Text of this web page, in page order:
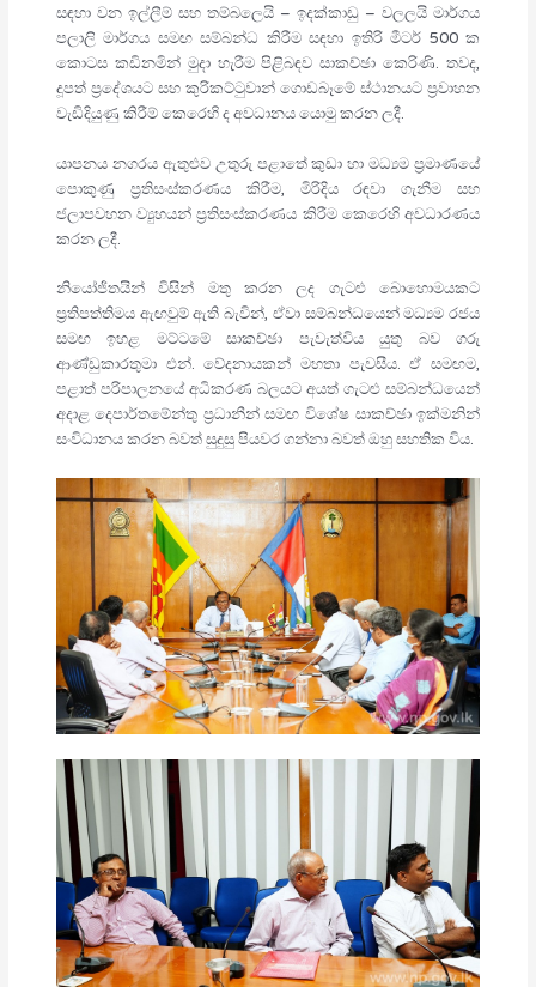
සඳහා වන ඉල්ලීම් සහ තම්බලෙයි – ඉදක්කාඩු – වලලයි මාර්ගය
පලාලි මාර්ගය සමඟ සම්බන්ධ කිරීම සඳහා ඉතිරි මීටර් 500 ක
කොටස කඩිනමින් මුදා හැරීම පිළිබඳව සාකච්ඡා කෙරිණි. තවද,
දූපත් ප්‍රදේශයට සහ කුරිකට්ටුවාන් ගොඩබෑමේ ස්ථානයට ප්‍රවාහන
වැඩිදියුණු කිරීම් කෙරෙහි ද අවධානය යොමු කරන ලදී.
යාපනය නගරය ඇතුළුව උතුරු පළාතේ කුඩා හා මධ්‍යම ප්‍රමාණයේ
පොකුණු ප්‍රතිසංස්කරණය කිරීම, මිරිදිය රඳවා ගැනීම සහ
ජලාපවහන ව්‍යුහයන් ප්‍රතිසංස්කරණය කිරීම කෙරෙහි අවධාරණය
කරන ලදී.
නියෝජිතයින් විසින් මතු කරන ලද ගැටළු බොහොමයකට
ප්‍රතිපත්තිමය ඇඟවුම් ඇති බැවින්, ඒවා සම්බන්ධයෙන් මධ්‍යම රජය
සමඟ ඉහළ මට්ටමේ සාකච්ඡා පැවැත්විය යුතු බව ගරු
ආණ්ඩුකාරතුමා එන්. වේදනායකන් මහතා පැවසීය. ඒ සමඟම,
පළාත් පරිපාලනයේ අධිකරණ බලයට අයත් ගැටළු සම්බන්ධයෙන්
අදාළ දෙපාර්තමේන්තු ප්‍රධානීන් සමඟ විශේෂ සාකච්ඡා ඉක්මනින්
සංවිධානය කරන බවත් සුදුසු පියවර ගන්නා බවත් ඔහු සහතික විය.